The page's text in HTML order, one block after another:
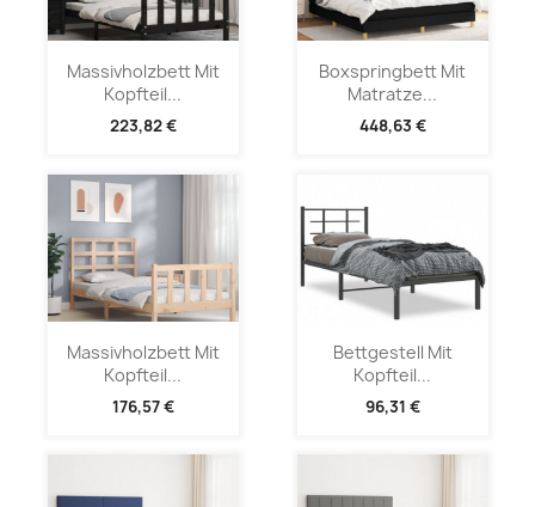
Massivholzbett Mit
Kopfteil...
223,82 €
Boxspringbett Mit
Matratze...
448,63 €
Massivholzbett Mit
Kopfteil...
176,57 €
Bettgestell Mit
Kopfteil...
96,31 €